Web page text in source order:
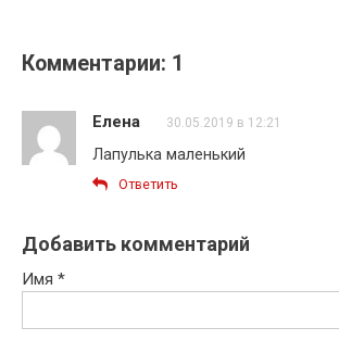
Комментарии: 1
Елена 30.05.2019 в 12:21
Лапулька маленький
Ответить
Добавить комментарий
Имя *